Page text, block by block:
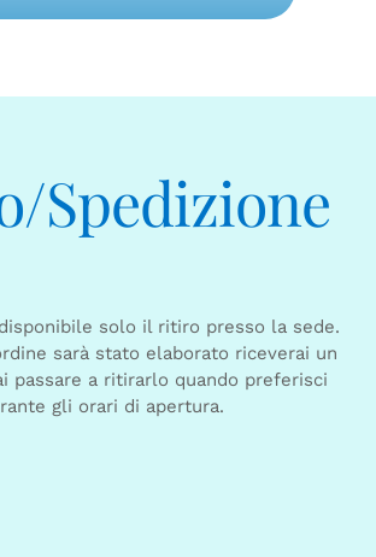
Spedizione
solo il ritiro presso la sede.
sarà stato elaborato riceverai un
passare a ritirarlo quando preferisci
gli orari di apertura.